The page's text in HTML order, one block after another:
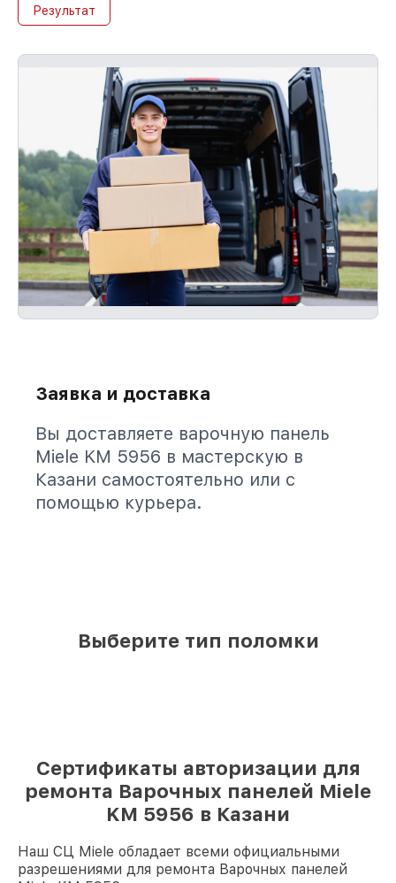
Результат
Заявка и доставка
Вы доставляете варочную панель
Miele KM 5956 в мастерскую в
Казани самостоятельно или с
помощью курьера.
Выберите тип поломки
Сертификаты авторизации для
ремонта Варочных панелей Miele
KM 5956 в Казани
Наш СЦ Miele обладает всеми официальными
разрешениями для ремонта Варочных панелей